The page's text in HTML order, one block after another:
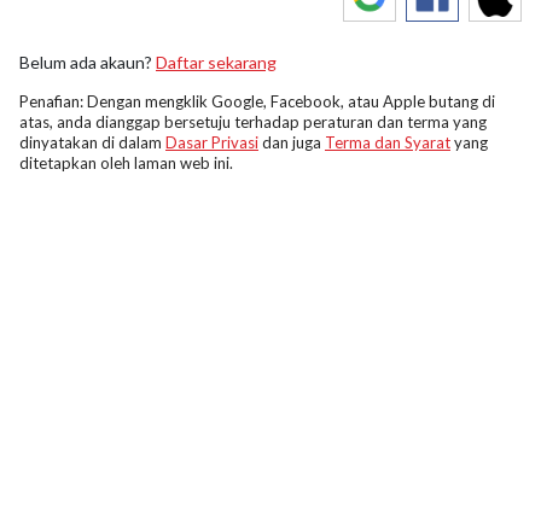
Belum ada akaun? Daftar sekarang
Penafian: Dengan mengklik Google, Facebook, atau Apple butang di
atas, anda dianggap bersetuju terhadap peraturan dan terma yang
dinyatakan di dalam Dasar Privasidan juga Terma dan Syaratyang
ditetapkan oleh laman web ini.